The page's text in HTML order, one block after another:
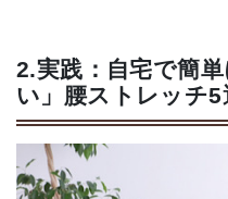
2.実践：自宅で簡
い」腰ストレッチ5